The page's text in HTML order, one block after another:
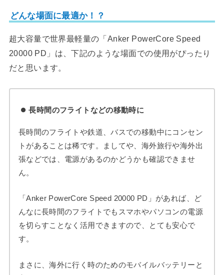
どんな場面に最適か！？
超大容量で世界最軽量の「Anker PowerCore Speed
20000 PD」は、下記のような場面での使用がぴったり
だと思います。
長時間のフライトなどの移動時に
長時間のフライトや鉄道、バスでの移動中にコンセン
トがあることは稀です。ましてや、海外旅行や海外出
張などでは、電源があるのかどうかも確認できませ
ん。
「Anker PowerCore Speed 20000 PD」があれば、ど
んなに長時間のフライトでもスマホやパソコンの電源
を切らすことなく活用できますので、とても安心で
す。
まさに、海外に行く時のためのモバイルバッテリーと